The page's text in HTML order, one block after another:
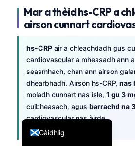
Mar a thèid hs-CRP a
airson cunnart
hs-CRP air a chleachdadh gus
cardiovascular a mheasadh ann
seasmhach, chan ann airson
dhearbhadh. Airson hs-CRP, nas
moladh cunnart nas ìsle, 1 gu 3
cuibheasach, agus barrachd na
cardiovascular nas àirde.
Gàidhlig
English
Deutsch
العربية
Français
עִבְרִית